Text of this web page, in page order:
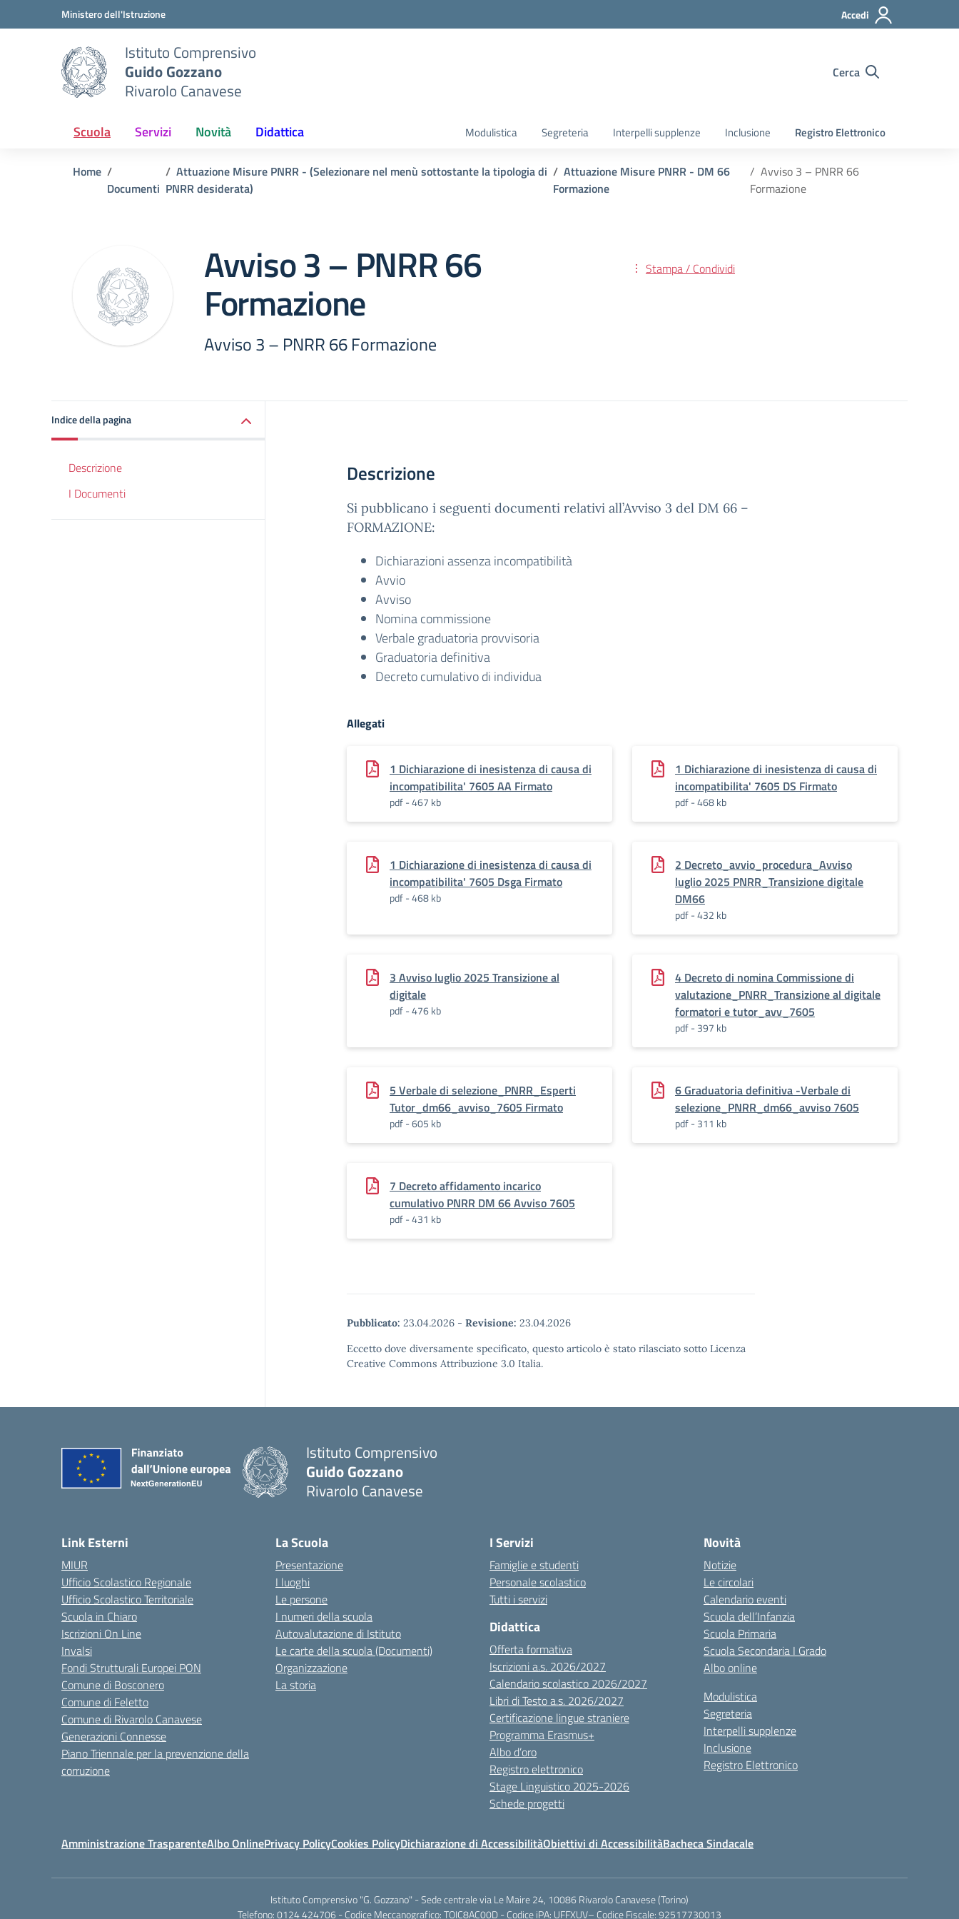
Vai ai contenuti
Vai al menu di navigazione
Ministero dell'Istruzione Accedi
Istituto Comprensivo
Guido Gozzano
Rivarolo Canavese
Cerca
Scuola Servizi Novità Didattica Modulistica Segreteria Interpelli supplenze Inclusione Registro Elettronico
Home
Documenti
Attuazione Misure PNRR - (Selezionare nel menù sottostante la tipologia di
PNRR desiderata)
Attuazione Misure PNRR - DM 66
Formazione
Avviso 3 – PNRR 66
Formazione
Avviso 3 – PNRR 66
Formazione
Avviso 3 – PNRR 66 Formazione
Stampa / Condividi
Indice della pagina
Descrizione
I Documenti
Descrizione
Si pubblicano i seguenti documenti relativi all’Avviso 3 del DM 66 –
FORMAZIONE:
Dichiarazioni assenza incompatibilità
Avvio
Avviso
Nomina commissione
Verbale graduatoria provvisoria
Graduatoria definitiva
Decreto cumulativo di individua
Allegati
1 Dichiarazione di inesistenza di causa di
incompatibilita' 7605 AA Firmato
pdf - 467 kb
1 Dichiarazione di inesistenza di causa di
incompatibilita' 7605 DS Firmato
pdf - 468 kb
1 Dichiarazione di inesistenza di causa di
incompatibilita' 7605 Dsga Firmato
pdf - 468 kb
2 Decreto_avvio_procedura_Avviso
luglio 2025 PNRR_Transizione digitale
DM66
pdf - 432 kb
3 Avviso luglio 2025 Transizione al
digitale
pdf - 476 kb
4 Decreto di nomina Commissione di
valutazione_PNRR_Transizione al digitale
formatori e tutor_avv_7605
pdf - 397 kb
5 Verbale di selezione_PNRR_Esperti
Tutor_dm66_avviso_7605 Firmato
pdf - 605 kb
6 Graduatoria definitiva -Verbale di
selezione_PNRR_dm66_avviso 7605
pdf - 311 kb
7 Decreto affidamento incarico
cumulativo PNRR DM 66 Avviso 7605
pdf - 431 kb
Pubblicato: 23.04.2026 - Revisione: 23.04.2026
Eccetto dove diversamente specificato, questo articolo è stato rilasciato sotto Licenza
Creative Commons Attribuzione 3.0 Italia.
Istituto Comprensivo
Guido Gozzano
Rivarolo Canavese
Link Esterni
MIUR
Ufficio Scolastico Regionale
Ufficio Scolastico Territoriale
Scuola in Chiaro
Iscrizioni On Line
Invalsi
Fondi Strutturali Europei PON
Comune di Bosconero
Comune di Feletto
Comune di Rivarolo Canavese
Generazioni Connesse
Piano Triennale per la prevenzione della
corruzione
La Scuola
Presentazione
I luoghi
Le persone
I numeri della scuola
Autovalutazione di Istituto
Le carte della scuola (Documenti)
Organizzazione
La storia
I Servizi
Famiglie e studenti
Personale scolastico
Tutti i servizi
Didattica
Offerta formativa
Iscrizioni a.s. 2026/2027
Calendario scolastico 2026/2027
Libri di Testo a.s. 2026/2027
Certificazione lingue straniere
Programma Erasmus+
Albo d’oro
Registro elettronico
Stage Linguistico 2025-2026
Schede progetti
Novità
Notizie
Le circolari
Calendario eventi
Scuola dell’Infanzia
Scuola Primaria
Scuola Secondaria I Grado
Albo online
Modulistica
Segreteria
Interpelli supplenze
Inclusione
Registro Elettronico
Amministrazione TrasparenteAlbo OnlinePrivacy PolicyCookies PolicyDichiarazione di AccessibilitàObiettivi di AccessibilitàBacheca Sindacale
Istituto Comprensivo "G. Gozzano" - Sede centrale via Le Maire 24, 10086 Rivarolo Canavese (Torino)
Telefono: 0124 424706 - Codice Meccanografico: TOIC8AC00D - Codice iPA: UFFXUV– Codice Fiscale: 92517730013